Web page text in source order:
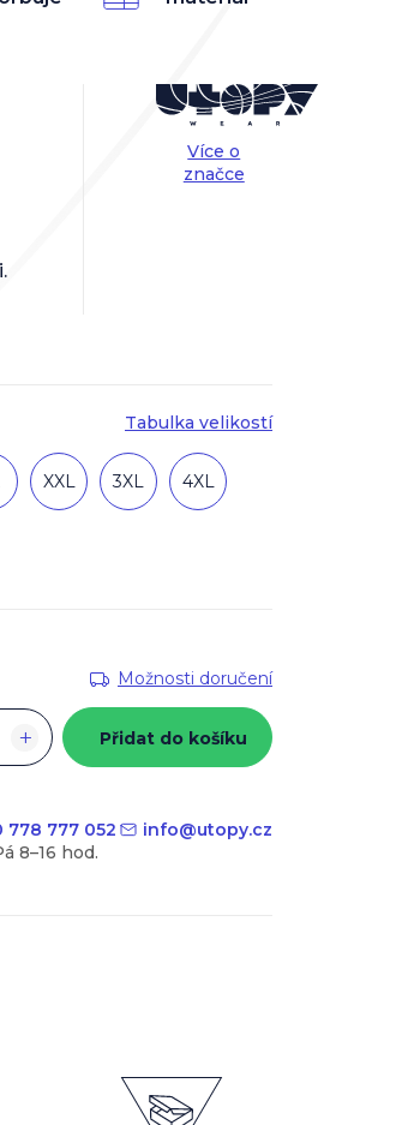
Tabulka velikostí
XXL 3XL 4XL
Více o
značce
Možnosti doručení
+ Přidat do košíku
778 777 052 info@utopy.cz